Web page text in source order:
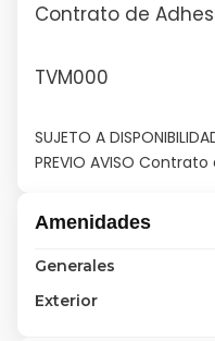
Contrato de
TVM000
SUJETO A
PREVIO AVISO
Amenidades
Generales
Exterior